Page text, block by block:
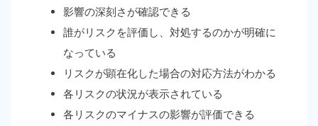
影響の深刻さが確認できる
誰がリスクを評価し、対処するのかが明確に
なっている
リスクが顕在化した場合の対応方法がわかる
各リスクの状況が表示されている
各リスクのマイナスの影響が評価できる